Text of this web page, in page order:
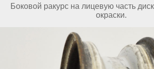
Боковой ракурс на лицевую часть
окраски.